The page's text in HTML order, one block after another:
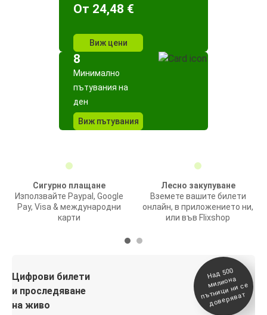
Oт 24,48 €
Виж цени
8
Минимално
пътувания на
ден
Виж пътувания
Сигурно плащане
Използвайте Paypal, Google
Pay, Visa & международни
карти
Лесно закупуване
Вземете вашите билети
онлайн, в приложението ни,
или във Flixshop
Цифрови билети
и проследяване
на живо
На
д 500
милиона
п
ътници ни се
доверяват